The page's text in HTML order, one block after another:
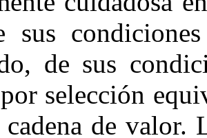
sus
de sus
selección
de valor.